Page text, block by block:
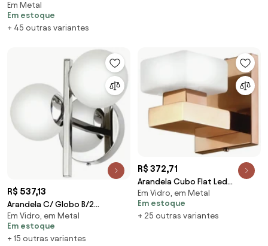
1Xe27 Mini Ø14X13X21Cm - Usina
5808/1* (FN-F - Fendi Fosco, CB-
PV - Cobre Polido Verniz)
Em Metal
Em estoque
+ 45 outras variantes
R$ 537,13
Arandela C/ Globo B/2
15X24X21Cm Metal E Vidro 2 X
G9 Globo Ø10Cm |Old... (CAFÉ,
FOSCO)
Em Vidro, em Metal
Em estoque
+ 15 outras variantes
R$ 372,71
Arandela Cubo Flat Led
Integrado 5,5W 2700K
12X12X13Cm Metal E Vidro |...
(CHAMPANHE / DOURADO
Em Vidro, em Metal
Em estoque
+ 25 outras variantes